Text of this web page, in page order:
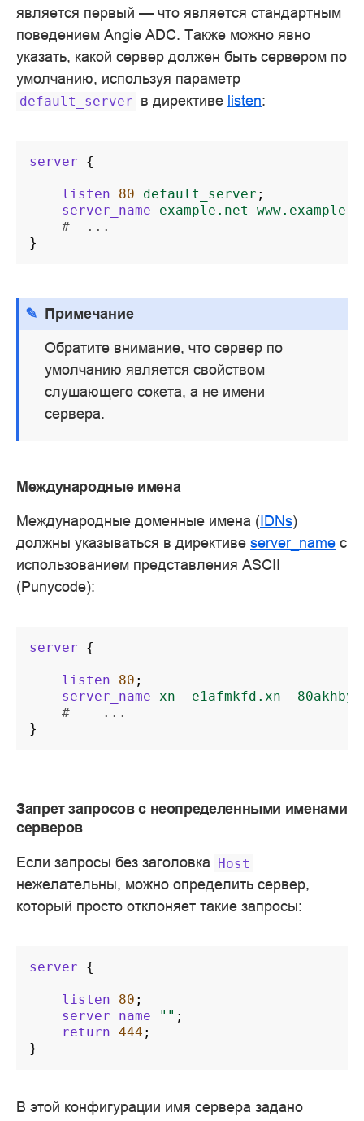
является первый — что является стандартным
поведением Angie ADC. Также можно явно
указать, какой сервер должен быть сервером по
умолчанию, используя параметр
default_server в директиве listen:
server {
listen 80 default_server ;
server_name
example.net
#  ...
}
Примечание
Обратите внимание, что сервер по
умолчанию является свойством
слушающего сокета, а не имени
сервера.
Международные имена
Международные доменные имена (IDNs)
должны указываться в директиве server_name с
использованием представления ASCII
(Punycode):
server {
listen 80 ;
server_name xn--e1afmkfd.xn--
#    ...
}
Запрет запросов с неопределенными именами
серверов
Если запросы без заголовка Host
нежелательны, можно определить сервер,
который просто отклоняет такие запросы:
server {
listen 80 ;
server_name
"" ;
return 444 ;
}
В этой конфигурации имя сервера задано